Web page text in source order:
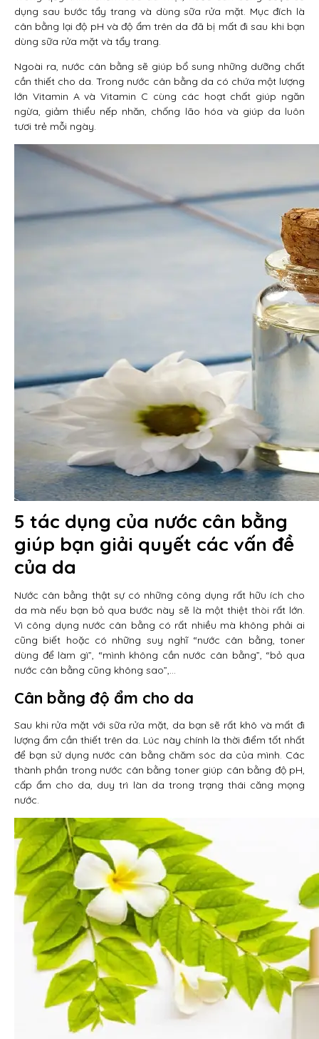
dụng sau bước tẩy trang và dùng sữa rửa mặt. Mục đích là
cân bằng lại độ pH và độ ẩm trên da đã bị mất đi sau khi bạn
dùng sữa rửa mặt và tẩy trang.
Ngoài ra, nước cân bằng sẽ giúp bổ sung những dưỡng chất
cần thiết cho da. Trong nước cân bằng da có chứa một lượng
lớn Vitamin A và Vitamin C cùng các hoạt chất giúp ngăn
ngừa, giảm thiểu nếp nhăn, chống lão hóa và giúp da luôn
tươi trẻ mỗi ngày.
5 tác dụng của nước cân bằng
giúp bạn giải quyết các vấn đề
của da
Nước cân bằng thật sự có những công dụng rất hữu ích cho
da mà nếu bạn bỏ qua bước này sẽ là một thiệt thòi rất lớn.
Vì công dụng nước cân bằng có rất nhiều mà không phải ai
cũng biết hoặc có những suy nghĩ “nước cân bằng, toner
dùng để làm gì”, “mình không cần nước cân bằng”, “bỏ qua
nước cân bằng cũng không sao”,…
Cân bằng độ ẩm cho da
Sau khi rửa mặt với sữa rửa mặt, da bạn sẽ rất khô và mất đi
lượng ẩm cần thiết trên da. Lúc này chính là thời điểm tốt nhất
để bạn sử dụng nước cân bằng chăm sóc da của mình. Các
thành phần trong nước cân bằng toner giúp cân bằng độ pH,
cấp ẩm cho da, duy trì làn da trong trạng thái căng mọng
nước.